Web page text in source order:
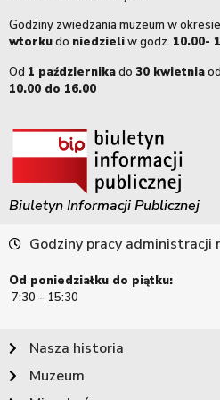
Godziny zwiedzania muzeum w
wtorkudo niedzieliw godz. 10.00-
Od 1 październikado 30 kwietniaod
10.00 do 16.00
Biuletyn Informacji Publicznej
Godziny pracy administracji
Od poniedziałku do piątku:
7:30 – 15:30
Nasza historia
Muzeum